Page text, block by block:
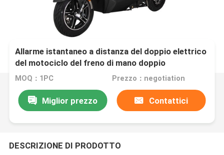
Allarme istantaneo a distanza del doppio elettrico
del motociclo del freno di mano doppio
MOQ：1PC Prezzo：negotiation
Miglior prezzo Contattici
DESCRIZIONE DI PRODOTTO